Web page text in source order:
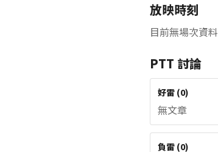
放映時刻
目前無場次資料
PTT 討論
好雷 (0)
無文章
負雷 (0)